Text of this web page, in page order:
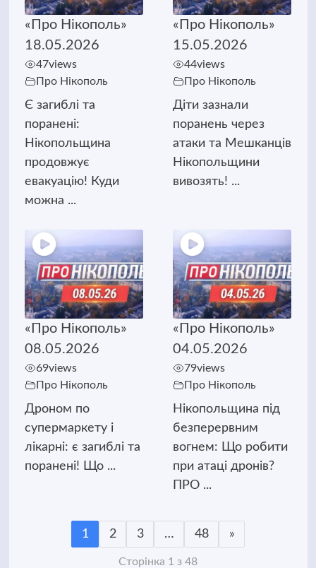
«Про Нікополь»
18.05.2026
47views
Про Нікополь
Є загиблі та
поранені:
Нікопольщина
продовжує
евакуацію! Куди
можна ...
«Про Нікополь»
15.05.2026
44views
Про Нікополь
Діти зазнали
поранень через
атаки та Мешканців
Нікопольщини
вивозять! ...
«Про Нікополь»
08.05.2026
69views
Про Нікополь
Дроном по
супермаркету і
лікарні: є загиблі та
поранені! Що ...
«Про Нікополь»
04.05.2026
79views
Про Нікополь
Нікопольщина під
безперервним
вогнем: Що робити
при атаці дронів?
ПРО ...
1 2 3 … 48 »
Сторінка 1 з 48